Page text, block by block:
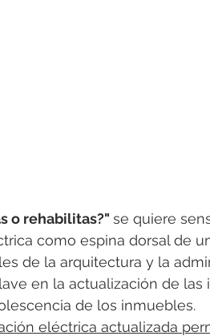
o rehabilitas?" se quiere
como espina dorsal de
de la arquitectura y la
en la actualización de
de los inmuebles.
eléctrica actualizada